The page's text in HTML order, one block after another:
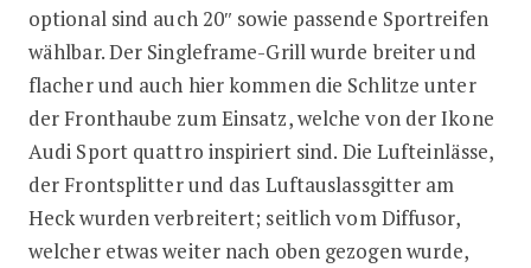
optional sind auch 20″ sowie passende Sportreifen
wählbar. Der Singleframe-Grill wurde breiter und
flacher und auch hier kommen die Schlitze unter
der Fronthaube zum Einsatz, welche von der Ikone
Audi Sport quattro inspiriert sind. Die Lufteinlässe,
der Frontsplitter und das Luftauslassgitter am
Heck wurden verbreitert; seitlich vom Diffusor,
welcher etwas weiter nach oben gezogen wurde,